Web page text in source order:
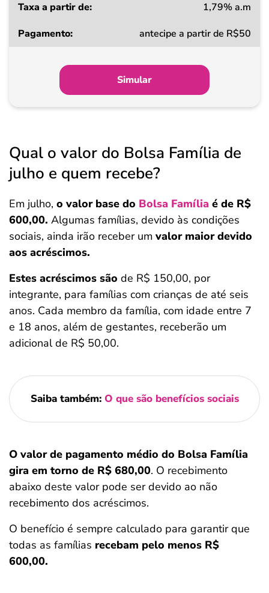
a
Pagamento
1,79% a.m
antecipe a partir de R$50
Simular
Qual o valor do Bolsa Família de
julho e quem recebe?
Em julho, o valor base do Bolsa Família é de R$
600,00. Algumas famílias, devido às condições
sociais, ainda irão receber um valor maior devido
aos acréscimos.
Estes acréscimos são de R$ 150,00, por
integrante, para famílias com crianças de até seis
anos. Cada membro da família, com idade entre 7
e 18 anos, além de gestantes, receberão um
adicional de R$ 50,00.
Saiba também: O que são benefícios sociais
O valor de pagamento médio do Bolsa Família
gira em torno de R$ 680,00. O recebimento
abaixo deste valor pode ser devido ao não
recebimento dos acréscimos.
O benefício é sempre calculado para garantir que
todas as famílias recebam pelo menos R$
600,00.